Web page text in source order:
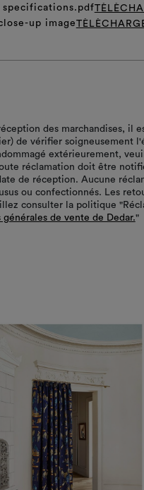
specifications.pdf
up image
des marchandises, il
de vérifier soigneusement
extérieurement,
réclamation doit être
de réception. Aucune
ou confectionnés. Les
consulter la politique
de vente de Dedar."